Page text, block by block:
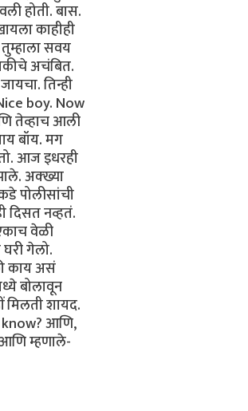
होती. बास.
काहीही
सवय
अचंबित.
तिन्ही
boy. Now
तेव्हाच आली
बॉय. मग
आज इधरही
अक्ख्या
पोलीसांची
दिसत नव्हतं.
वेळी
गेलो.
काय असं
बोलावून
शायद.
आणि,
म्हणाले-